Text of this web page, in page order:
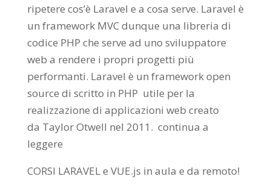
ripetere cos’è Laravel e a cosa serve. Laravel è
un framework MVC dunque una libreria di
codice PHP che serve ad uno sviluppatore
web a rendere i propri progetti più
performanti. Laravel è un framework open
source di scritto in PHP utile per la
realizzazione di applicazioni web creato
da Taylor Otwell nel 2011. continua a
leggere
CORSI LARAVEL e VUE.js in aula e da remoto!